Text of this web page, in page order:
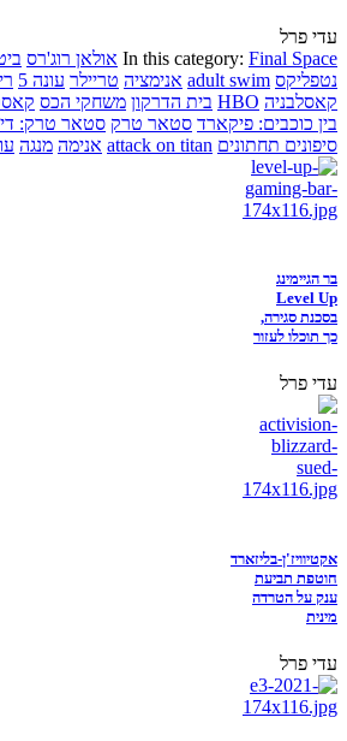
עדי פרל
In this category: Final Space אולאן רוג'רס
נטפליקס adult swim אנימציה טריילר עונה 5
קאסלבניה HBO בית הדרקון משחקי הכס
בין כוכבים: פיקארד סטאר טרק סטאר טרק:
סיפונים תחתונים attack on titan אנימה מנגה
בר הגיימינג
Level Up
בסכנת סגירה,
כך תוכלו לעזור
עדי פרל
אקטיוויז'ן-בליזארד
חוטפת תביעת
ענק על הטרדה
מינית
עדי פרל